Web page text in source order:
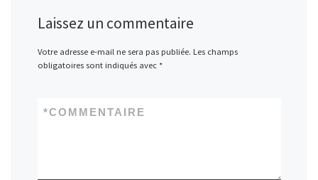
Laissez un commentaire
Votre adresse e-mail ne sera pas publiée. Les champs
obligatoires sont indiqués avec *
COMMENTAIRE
*